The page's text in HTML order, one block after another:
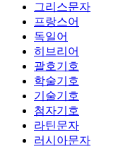
그리스문자
프랑스어
독일어
히브리어
괄호기호
학술기호
기술기호
첨자기호
라틴문자
러시아문자